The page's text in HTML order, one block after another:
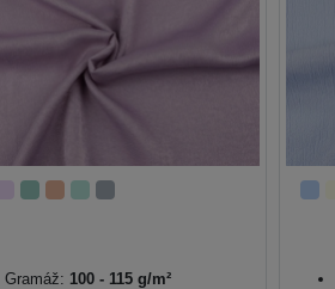
Gramáž: 100 - 115 g/m²